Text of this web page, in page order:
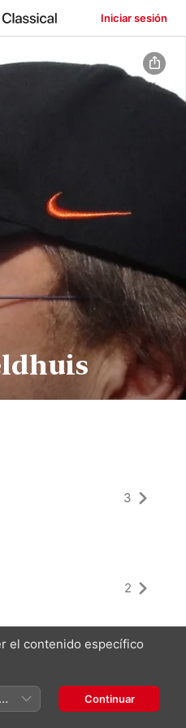
Iniciar sesión
3
2
el contenido específico
Continuar